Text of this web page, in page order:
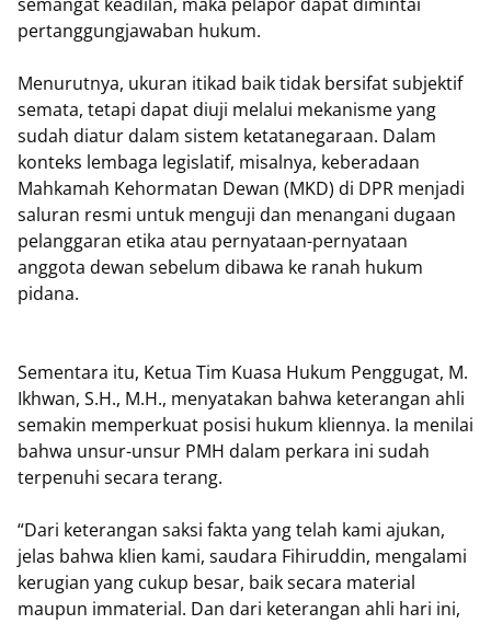
pertanggungjawaban hukum.
Menurutnya, ukuran itikad baik tidak bersifat subjektif
semata, tetapi dapat diuji melalui mekanisme yang
sudah diatur dalam sistem ketatanegaraan. Dalam
konteks lembaga legislatif, misalnya, keberadaan
Mahkamah Kehormatan Dewan (MKD) di DPR menjadi
saluran resmi untuk menguji dan menangani dugaan
pelanggaran etika atau pernyataan-pernyataan
anggota dewan sebelum dibawa ke ranah hukum
pidana.
Sementara itu, Ketua Tim Kuasa Hukum Penggugat, M.
Ikhwan, S.H., M.H., menyatakan bahwa keterangan ahli
semakin memperkuat posisi hukum kliennya. Ia menilai
bahwa unsur-unsur PMH dalam perkara ini sudah
terpenuhi secara terang.
“Dari keterangan saksi fakta yang telah kami ajukan,
jelas bahwa klien kami, saudara Fihiruddin, mengalami
kerugian yang cukup besar, baik secara material
maupun immaterial. Dan dari keterangan ahli hari ini,